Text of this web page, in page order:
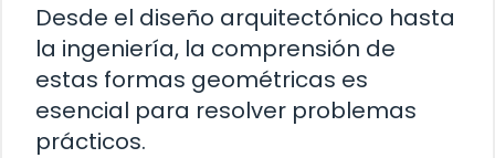
Desde el diseño arquitectónico hasta
la ingeniería, la comprensión de
estas formas geométricas es
esencial para resolver problemas
prácticos.